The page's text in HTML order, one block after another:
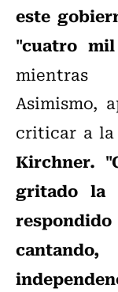
este
"cuatro
Asimismo,
criticar a la
Kirchner.
gritado la